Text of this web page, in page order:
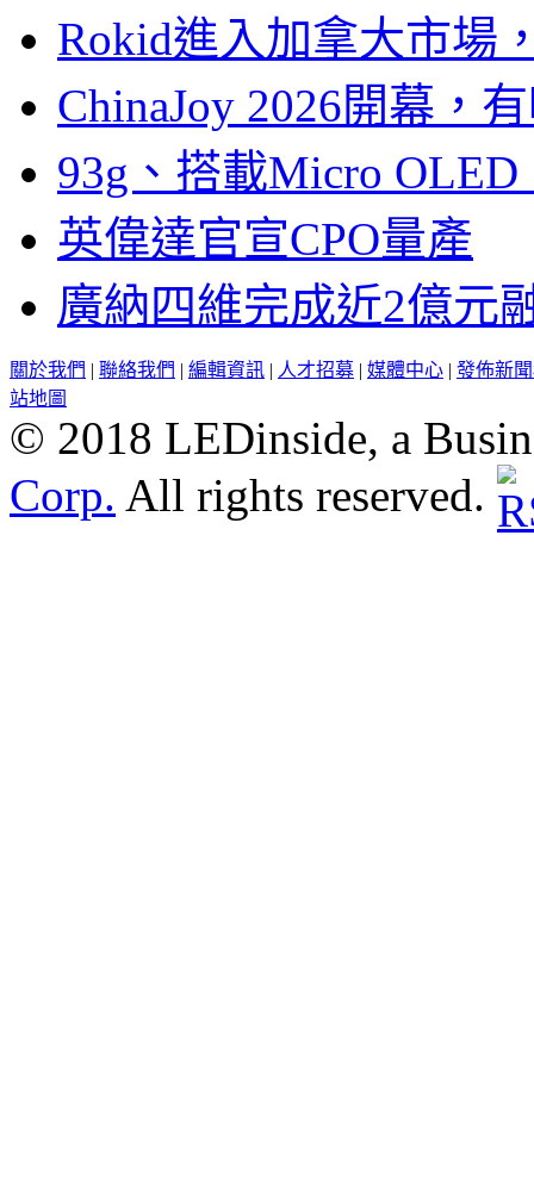
Rokid進入加拿大市場
ChinaJoy 2026開幕，
93g、搭載Micro
英偉達官宣CPO量產
廣納四維完成近2億元
關於我們 | 聯絡我們 | 編輯資訊 | 人才招募 | 媒體中心 | 發佈新
站地圖
© 2018 LEDinside, a
Corp. All rights reserved.